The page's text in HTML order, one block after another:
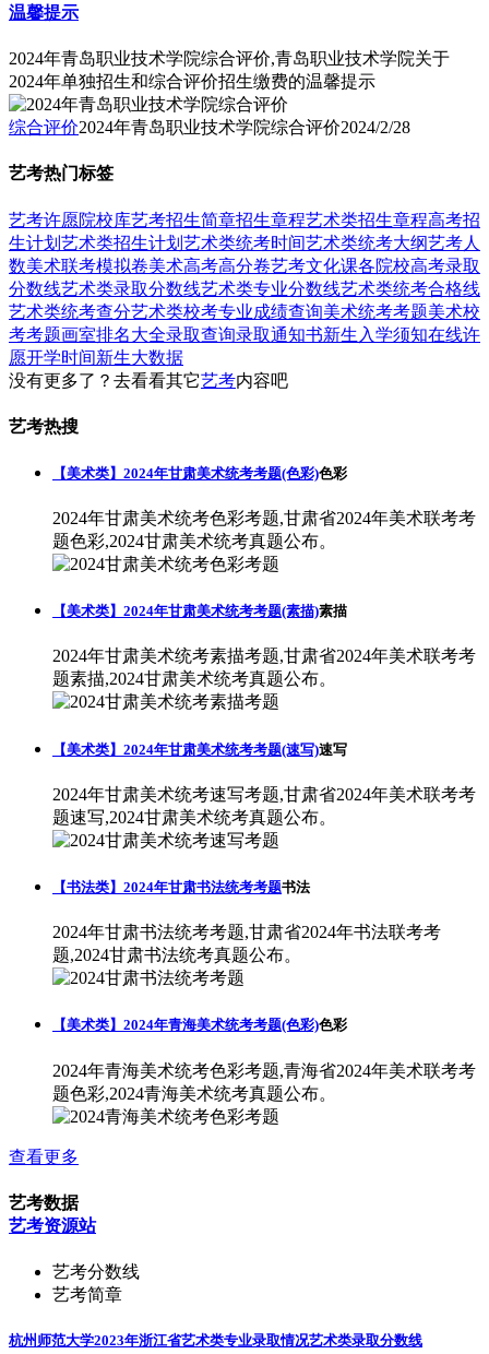
温馨提示
2024年青岛职业技术学院综合评价,青岛职业技术学院关于
2024年单独招生和综合评价招生缴费的温馨提示
综合评价2024年青岛职业技术学院综合评价2024/2/28
艺考热门标签
艺考许愿院校库艺考招生简章招生章程艺术类招生章程高考招
生计划 艺术类招生计划 艺术类统考时间艺术类统考大纲艺考人
数美术联考模拟卷美术高考高分卷艺考文化课各院校高考录取
分数线艺术类录取分数线艺术类专业分数线艺术类统考合格线
艺术类统考查分艺术类校考专业成绩查询美术统考考题美术校
考考题画室排名大全录取查询录取通知书新生入学须知在线许
愿开学时间新生大数据
没有更多了？去看看其它艺考内容吧
艺考热搜
【美术类】2024年甘肃美术统考考题(色彩)色彩
2024年甘肃美术统考色彩考题,甘肃省2024年美术联考考
题色彩,2024甘肃美术统考真题公布。
【美术类】2024年甘肃美术统考考题(素描)素描
2024年甘肃美术统考素描考题,甘肃省2024年美术联考考
题素描,2024甘肃美术统考真题公布。
【美术类】2024年甘肃美术统考考题(速写)速写
2024年甘肃美术统考速写考题,甘肃省2024年美术联考考
题速写,2024甘肃美术统考真题公布。
【书法类】2024年甘肃书法统考考题书法
2024年甘肃书法统考考题,甘肃省2024年书法联考考
题,2024甘肃书法统考真题公布。
【美术类】2024年青海美术统考考题(色彩)色彩
2024年青海美术统考色彩考题,青海省2024年美术联考考
题色彩,2024青海美术统考真题公布。
查看更多
艺考数据
艺考资源站
艺考分数线
艺考简章
杭州师范大学2023年浙江省艺术类专业录取情况艺术类录取分数线